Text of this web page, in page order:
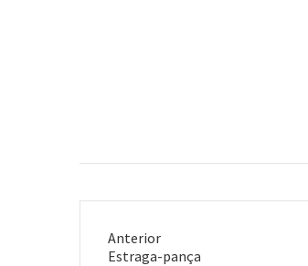
Anterior
Post
Estraga-pança